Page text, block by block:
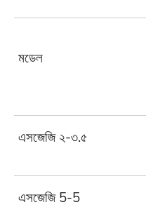
মডেল
এসজেজি ২-৩.৫
এসজেজি 5-5